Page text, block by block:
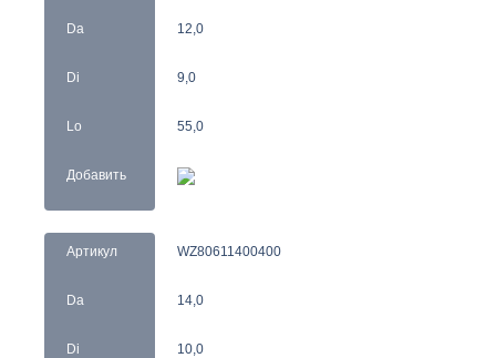
Da
Di
Lo
Добавить
12,0
9,0
55,0
Артикул
Da
Di
WZ80611400400
14,0
10,0